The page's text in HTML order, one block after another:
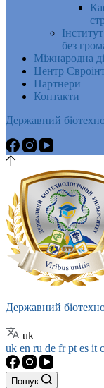
без
Міжнародна
Центр
Партнери
Контакти
Державний
Державний
uk
uk en ru de frpt es it
Пошук